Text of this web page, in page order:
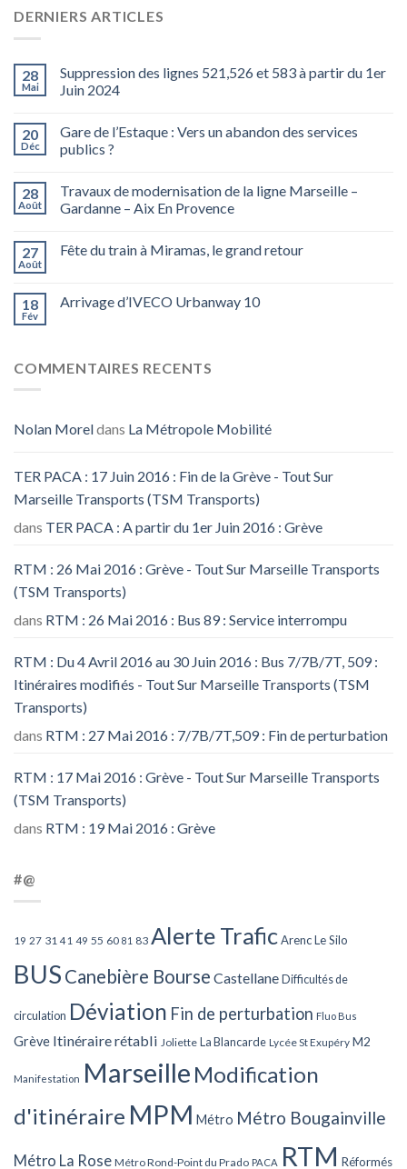
DERNIERS ARTICLES
28
Mai
Suppression des lignes 521,526 et 583 à partir du 1er
Juin 2024
20
Déc
Gare de l’Estaque : Vers un abandon des services
publics ?
28
Août
Travaux de modernisation de la ligne Marseille –
Gardanne – Aix En Provence
27
Août
Fête du train à Miramas, le grand retour
18
Fév
Arrivage d’IVECO Urbanway 10
COMMENTAIRES RECENTS
Nolan Moreldans La Métropole Mobilité
TER PACA : 17 Juin 2016 : Fin de la Grève - Tout Sur
Marseille Transports (TSM Transports)
dans TER PACA : A partir du 1er Juin 2016 : Grève
RTM : 26 Mai 2016 : Grève - Tout Sur Marseille Transports
(TSM Transports)
dans RTM : 26 Mai 2016 : Bus 89 : Service interrompu
RTM : Du 4 Avril 2016 au 30 Juin 2016 : Bus 7/7B/7T, 509 :
Itinéraires modifiés - Tout Sur Marseille Transports (TSM
Transports)
dans RTM : 27 Mai 2016 : 7/7B/7T,509 : Fin de perturbation
RTM : 17 Mai 2016 : Grève - Tout Sur Marseille Transports
(TSM Transports)
dans RTM : 19 Mai 2016 : Grève
#@
19 27 31 41 49 55 60 81 83 Alerte TraficArenc Le Silo
BUS Canebière Bourse Castellane Difficultés de
circulation Déviation Fin de perturbation Fluo Bus
Grève Itinéraire rétabli Joliette La Blancarde Lycée St Exupéry M2
Manifestation Marseille Modification
d'itinéraire MPM Métro Métro Bougainville
Métro La Rose Métro Rond-Point du Prado PACA RTM Réformés